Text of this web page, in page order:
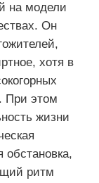
на модели
Он
хотя в
При этом
жизни
обстановка,
ритм